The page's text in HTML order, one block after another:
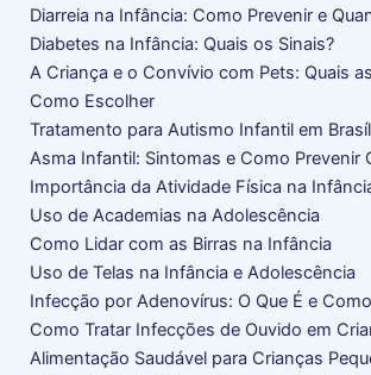
Diarreia na Infância: Como Prevenir e
Diabetes na Infância: Quais os Sinais?
A Criança e o Convívio com Pets: Quais
Como Escolher
Tratamento para Autismo Infantil em
Asma Infantil: Sintomas e Como Prevenir
Importância da Atividade Física na
Uso de Academias na Adolescência
Como Lidar com as Birras na Infância
Uso de Telas na Infância e Adolescência
Infecção por Adenovírus: O Que É e
Como Tratar Infecções de Ouvido em
Alimentação Saudável para Crianças